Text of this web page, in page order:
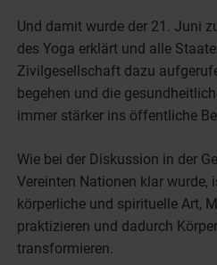
Und damit wurde der 21. Juni
des Yoga erklärt und alle
Zivilgesellschaft dazu
begehen und die
immer stärker ins öffentliche
Wie bei der Diskussion in der
Vereinten Nationen klar wurde,
körperliche und spirituelle Art,
praktizieren und dadurch
transformieren.